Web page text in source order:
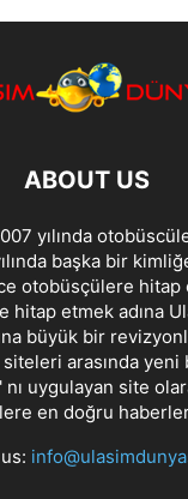
ABOUT US
yılında
başka bir
otobüsçülere
etmek adına
büyük bir
siteleri arasında
nı uygulayan site
en doğru